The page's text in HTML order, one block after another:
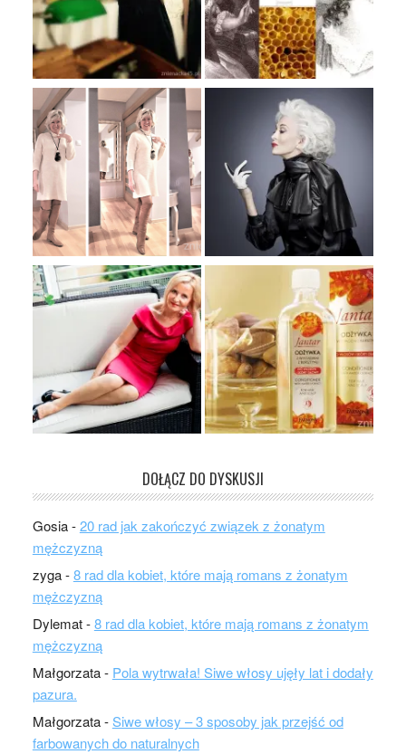
DOŁĄCZ DO DYSKUSJI
Gosia-20 rad jak zakończyć związek z żonatym
mężczyzną
zyga-8 rad dla kobiet, które mają romans z żonatym
mężczyzną
Dylemat-8 rad dla kobiet, które mają romans z żonatym
mężczyzną
Małgorzata- Pola wytrwała! Siwe włosy ujęły lat i dodały
pazura.
Małgorzata-Siwe włosy – 3 sposoby jak przejść od
farbowanych do naturalnych